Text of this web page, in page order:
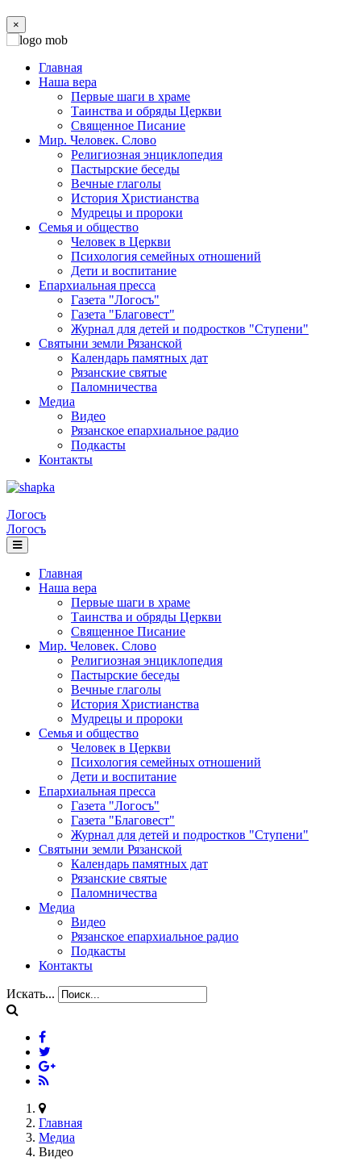
×
Главная
Наша вера
Первые шаги в храме
Таинства и обряды Церкви
Священное Писание
Мир. Человек. Слово
Религиозная энциклопедия
Пастырские беседы
Вечные глаголы
История Христианства
Мудрецы и пророки
Семья и общество
Человек в Церкви
Психология семейных отношений
Дети и воспитание
Епархиальная пресса
Газета "Логосъ"
Газета "Благовест"
Журнал для детей и подростков "Ступени"
Святыни земли Рязанской
Календарь памятных дат
Рязанские святые
Паломничества
Медиа
Видео
Рязанское епархиальное радио
Подкасты
Контакты
Логосъ
Логосъ
Главная
Наша вера
Первые шаги в храме
Таинства и обряды Церкви
Священное Писание
Мир. Человек. Слово
Религиозная энциклопедия
Пастырские беседы
Вечные глаголы
История Христианства
Мудрецы и пророки
Семья и общество
Человек в Церкви
Психология семейных отношений
Дети и воспитание
Епархиальная пресса
Газета "Логосъ"
Газета "Благовест"
Журнал для детей и подростков "Ступени"
Святыни земли Рязанской
Календарь памятных дат
Рязанские святые
Паломничества
Медиа
Видео
Рязанское епархиальное радио
Подкасты
Контакты
Искать...
Главная
Медиа
Видео